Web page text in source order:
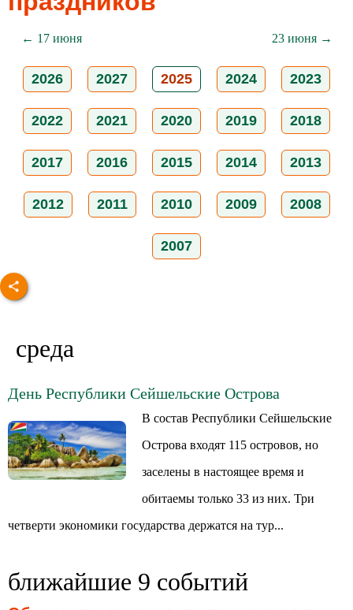
← 17 июня 23 июня →
2026 2027 2025 2024 2023
2022 2021 2020 2019 2018
2017 2016 2015 2014 2013
2012 2011 2010 2009 2008
2007
среда
День Республики Сейшельские Острова
В состав Республики Сейшельские
Острова входят 115 островов, но
заселены в настоящее время и
обитаемы только 33 из них. Три
четверти экономики государства держатся на тур...
ближайшие 9 событий